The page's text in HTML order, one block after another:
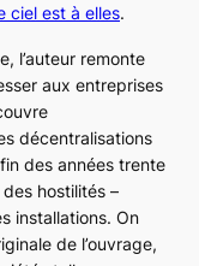
ciel est à elles.
l’auteur remonte
aux entreprises
décentralisations
des années trente
hostilités –
installations. On
de l’ouvrage,